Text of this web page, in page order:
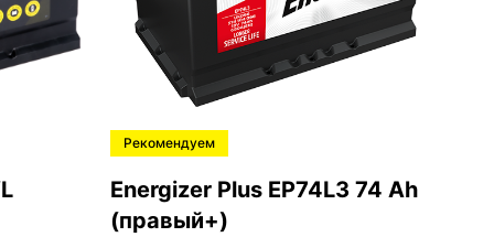
Рекомендуем
Energizer Plus EP74L3 74 Ah
(правый+)